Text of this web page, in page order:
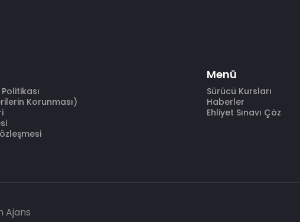
Korunması)
Menü
Sürücü Kursları
Haberler
Ehliyet Sınavı Çöz
Ajans